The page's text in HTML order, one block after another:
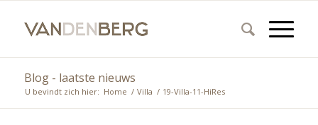
Blog - laatste nieuws
U bevindt zich hier: Home / Villa / 19-Villa-11-HiRes